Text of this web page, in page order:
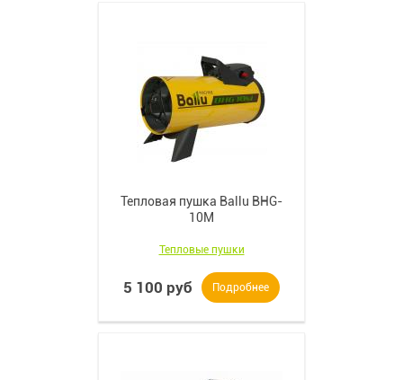
Тепловая пушка Ballu BHG-
10M
Тепловые пушки
5 100 руб Подробнее